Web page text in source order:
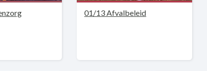
01/13 Afvalbeleid